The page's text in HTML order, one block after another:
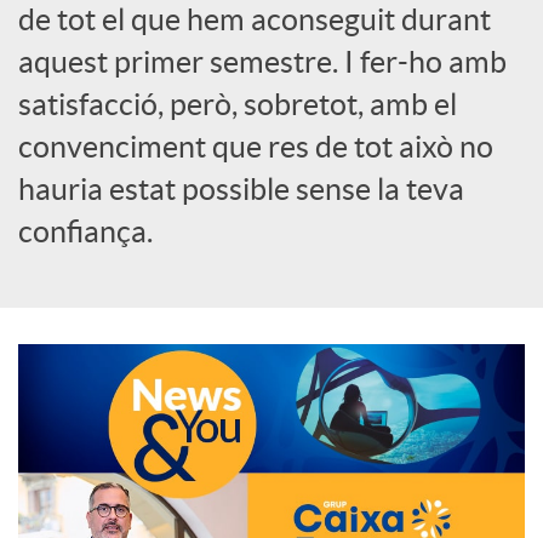
o
c
i
l
s
de tot el que hem aconseguit durant
aquest primer semestre. I fer-ho amb
satisfacció, però, sobretot, amb el
convenciment que res de tot això no
hauria estat possible sense la teva
confiança.